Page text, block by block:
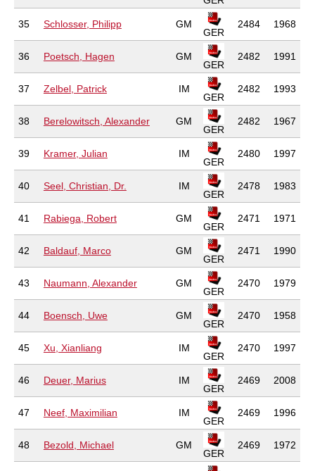
35 Schlosser, Philipp GM
GER
2484 1968
36 Poetsch, Hagen GM
GER
2482 1991
37 Zelbel, Patrick IM
GER
2482 1993
38 Berelowitsch, Alexander GM
GER
2482 1967
39 Kramer, Julian IM
GER
2480 1997
40 Seel, Christian, Dr. IM
GER
2478 1983
41 Rabiega, Robert GM
GER
2471 1971
42 Baldauf, Marco GM
GER
2471 1990
43 Naumann, Alexander GM
GER
2470 1979
44 Boensch, Uwe GM
GER
2470 1958
45 Xu, Xianliang IM
GER
2470 1997
46 Deuer, Marius IM
GER
2469 2008
47 Neef, Maximilian IM
GER
2469 1996
48 Bezold, Michael GM
GER
2469 1972